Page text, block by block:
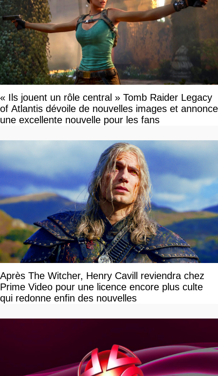
« Ils jouent un rôle central » Tomb Raider Legacy
of Atlantis dévoile de nouvelles images et annonce
une excellente nouvelle pour les fans
Après The Witcher, Henry Cavill reviendra chez
Prime Video pour une licence encore plus culte
qui redonne enfin des nouvelles